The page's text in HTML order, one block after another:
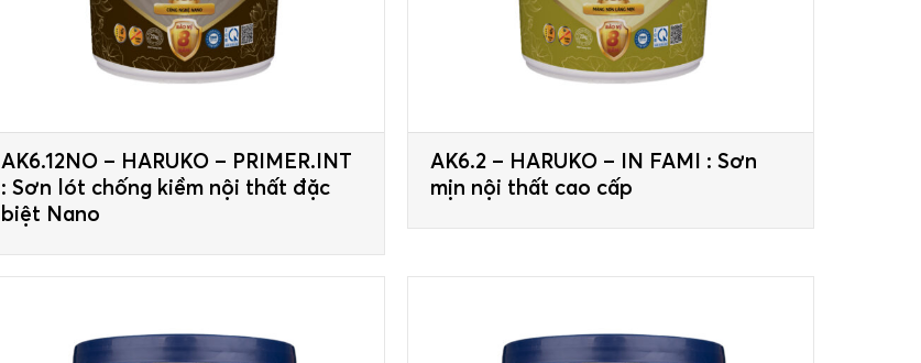
AK6.12NO – HARUKO – PRIMER.INT
: Sơn lót chống kiềm nội thất đặc
biệt Nano
AK6.2 – HARUKO – IN FAMI : Sơn
mịn nội thất cao cấp